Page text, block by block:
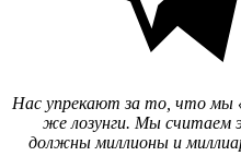
Нас упрекают за то, что мы
же лозунги. Мы считаем
должны миллионы и